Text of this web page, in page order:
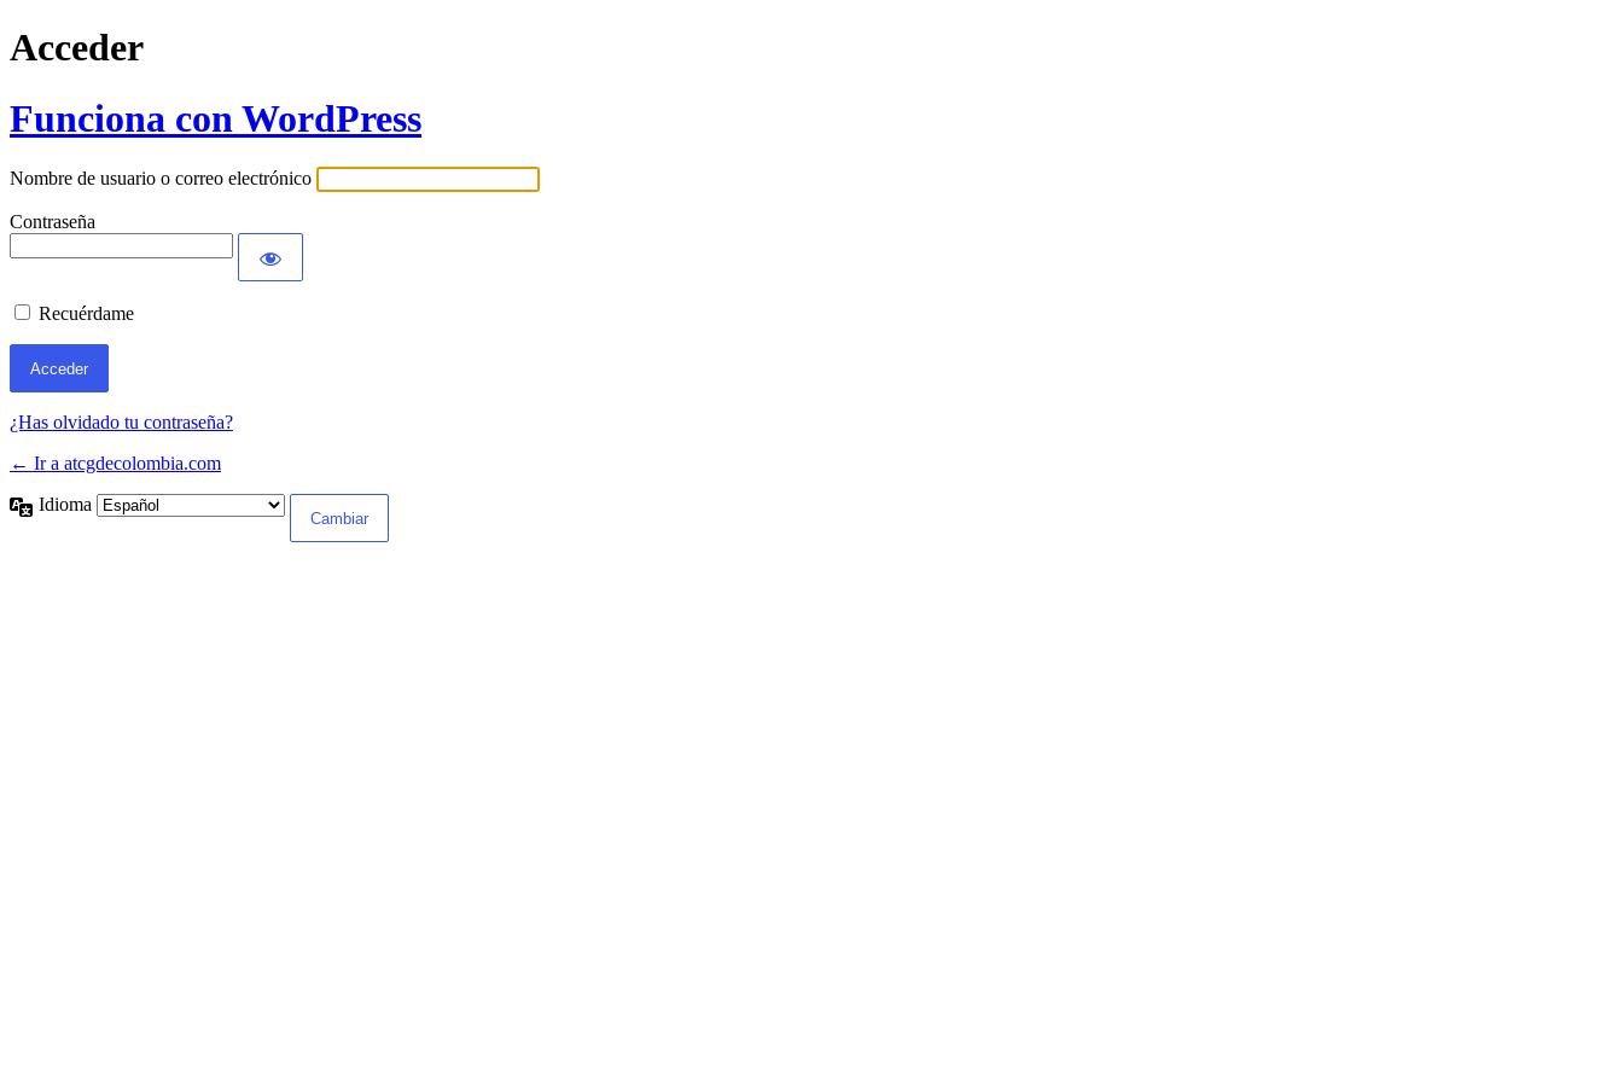
Acceder
Funciona con WordPress
Nombre de usuario o correo electrónico
Contraseña
Recuérdame
¿Has olvidado tu contraseña?
← Ir a atcgdecolombia.com
Idioma